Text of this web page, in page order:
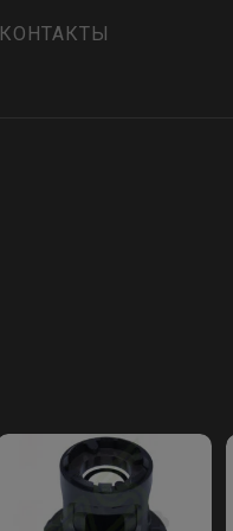
КОНТАКТЫ